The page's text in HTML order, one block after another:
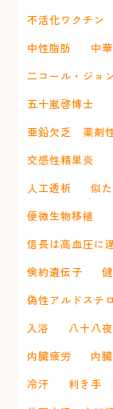
不活化ワクチン
中性脂肪
中
二コール・ジョ
五十嵐啓博士
亜鉛欠乏 薬剤
交感性精巣炎
人工透析
似
便微生物移植
信長は高血圧に
倹約遺伝子
偽性アルドステ
入浴
八十八夜
内臓疲労
内
冷汗
利き手